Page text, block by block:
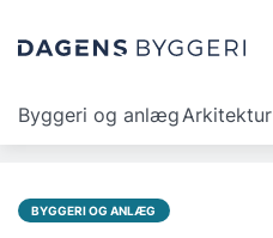
Byggeri og anlægArkitektur
BYGGERI OG ANLÆG